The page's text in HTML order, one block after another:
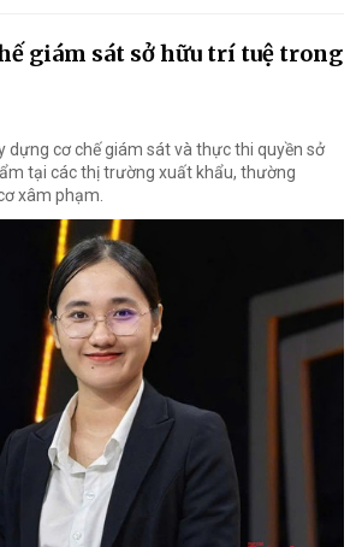
giám sát sở hữu trí tuệ trong
dựng cơ chế giám sát và thực thi quyền sở
tại các thị trường xuất khẩu, thường
xâm phạm.